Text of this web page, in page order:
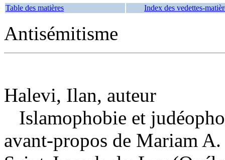
Table des matières Index des vedettes-
Antisémitisme
Halevi, Ilan, auteur
Islamophobie et
avant-propos de Mariam